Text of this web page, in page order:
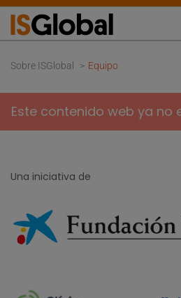
Sobre ISGlobal Equipo
Este contenido web ya no
Una iniciativa de